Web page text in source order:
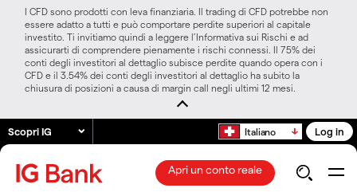
I CFD sono prodotti con leva finanziaria. Il trading di CFD potrebbe non
essere adatto a tutti e può comportare perdite superiori al capitale
investito. Ti invitiamo quindi a leggere l’Informativa sui Rischi e ad
assicurarti di comprendere pienamente i rischi connessi. Il 75% dei
conti degli investitori al dettaglio subisce perdite quando opera con i
CFD e il 3.54% dei conti degli investitori al dettaglio ha subito la
chiusura di posizioni a causa di margin call negli ultimi 12 mesi.
Scopri IG Italiano Log in
Apri un conto reale